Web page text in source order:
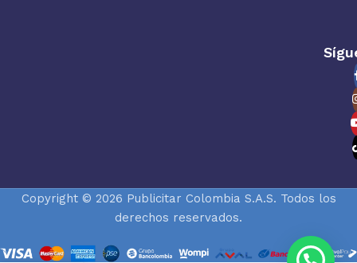
Copyright © 2026 Publicitar Colombia S.A.S. Todos los
derechos reservados.